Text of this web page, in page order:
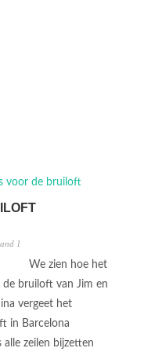
1
We zien hoe het
bruiloft van Jim en
vergeet het
in Barcelona
zeilen bijzetten